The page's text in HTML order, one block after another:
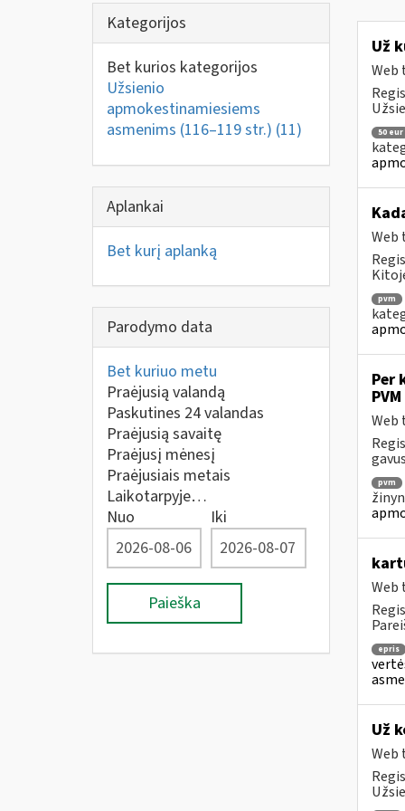
Kategorijos
Bet kurios kategorijos
Užsienio
apmokestinamiesiems
asmenims (116–119 str.) (11)
Aplankai
Bet kurį aplanką
Parodymo data
Bet kuriuo metu
Praėjusią valandą
Paskutines 24 valandas
Praėjusią savaitę
Praėjusį mėnesį
Praėjusiais metais
Laikotarpyje…
Nuo
Iki
Paieška
Už
Web
50 eur
Web
pvm
Per
Web
pvm
Web
epris
Už
Web